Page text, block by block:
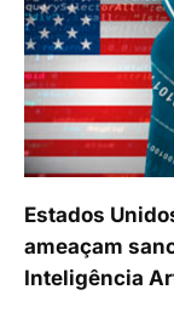
Estados
ameaçam
Inteligência